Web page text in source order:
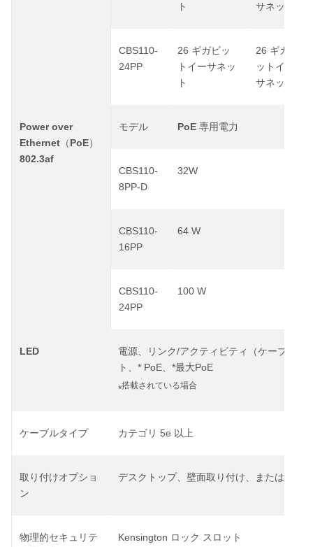
ト
サネット
CBS110-
24PP
26 ギガビッ
トイーサネッ
ト
26 ギガビ
ットイー
サネット
Power over
Ethernet （ PoE）
802.3af
モデル PoE 専用電力
CBS110-
8PP-D
32W
CBS110-
16PP
64 W
CBS110-
24PP
100 W
LED 電源、リンク/アクティビティ（ケーブル診
ト、 * PoE *最大PoE
*搭載されている場合
ケーブルタイプ カテゴリ 5e 以上
取り付けオプショ
ン
デスクトップ、壁面取り付け、またはラッ
物理的セキュリテ
Kensington ロック スロット